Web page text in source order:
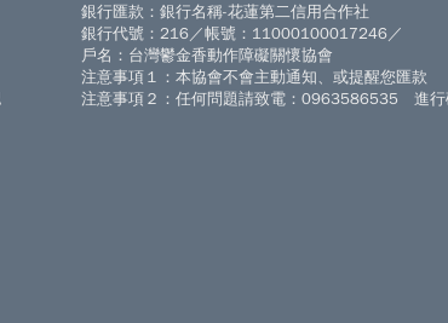
銀行匯款：銀行名稱-花蓮第二信用合作社
銀行代號：216／帳號：11000100017246／
戶名：台灣鬱金香動作障礙關懷協會
注意事項１：本協會不會主動通知、或提醒您匯款
注意事項２：任何問題請致電：0963586535 進行